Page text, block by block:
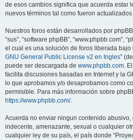
de esos cambios significa que acuerda estar
nuevos términos tal como fueron
Nuestros foros están desarrollados por
“sus”, “software phpBB”, “www.phpbb.com”,
el cual es una solución de foros liberada bajo
GNU General Public License v2 en Ingles”
puede ser descargada de www.phpbb.com.
facilita discusiones basadas en Internet y la
lo que aprobamos y/o desaprobamos como
permisible. Para más información sobre
https://www.phpbb.com/.
Acuerda no enviar ningun contenido
indecente, amenazante, sexual o cualquier
cualquier ley de su país, el país donde